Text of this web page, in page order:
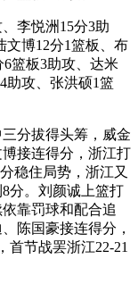
李悦洲15分3助
文博12分1篮板、布
6篮板3助攻、达米
助攻、张洪硕1篮
分拔得头筹，威金
接连得分，浙江打
稳住局势，浙江又
分。刘颜诚上篮打
靠罚球和配合追
陈国豪接连得分，
首节战罢浙江22-21